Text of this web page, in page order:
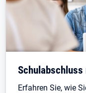
Schulabschluss
Erfahren Sie, wie